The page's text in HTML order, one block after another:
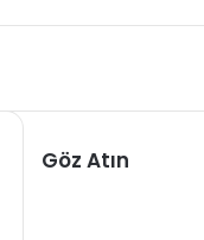
Göz Atın